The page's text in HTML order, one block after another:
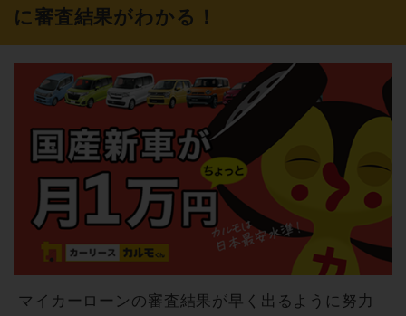
に審査結果がわかる！
マイカーローンの審査結果が早く出るように努力